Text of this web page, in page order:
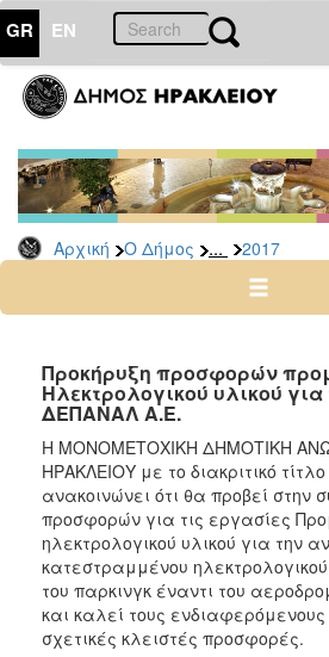
GR EN
Αρχική Ο Δήμος ... 2017
ΔΗΜΟΣ
Δελτία
Τύπου
Αρχείο
2026
2024
2022
2020
2019
2018
2017
2016
2015
Προκήρυξη προσφορών
Ηλεκτρολογικού υλικού για
ΔΕΠΑΝΑΛ Α.Ε.
Η ΜΟΝΟΜΕΤΟΧΙΚΗ ΔΗΜΟΤΙΚΗ
ΗΡΑΚΛΕΙΟΥ με το διακριτικό
ανακοινώνει ότι θα προβεί στην
προσφορών για τις εργασίες
ηλεκτρολογικού υλικού για την
κατεστραμμένου
του παρκινγκ έναντι του
και καλεί τους
σχετικές κλειστές προσφορές.